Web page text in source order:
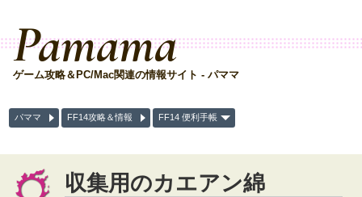
Pamama
ゲーム攻略＆PC/Mac関連の情報サイト - パママ
パママ FF14攻略＆情報 FF14 便利手帳
収集用のカエアン綿